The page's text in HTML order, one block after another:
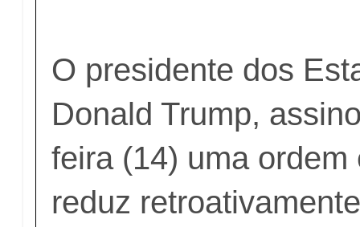
O presidente dos
Donald Trump,
feira (14) uma
reduz